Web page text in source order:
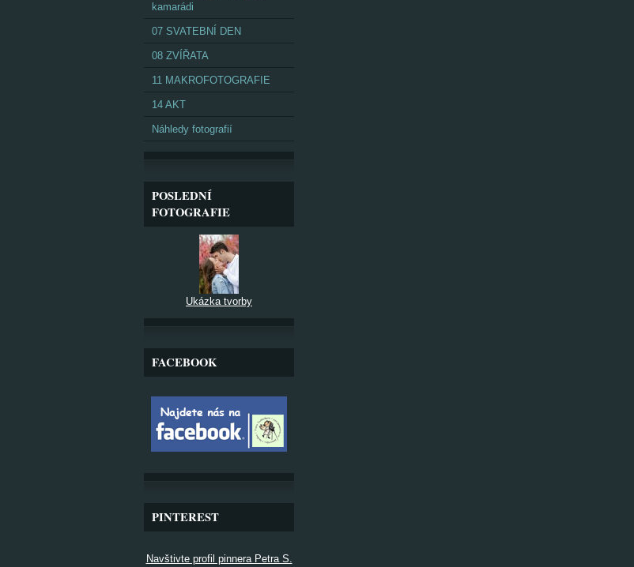
kamarádi
07 SVATEBNÍ DEN
08 ZVÍŘATA
11 MAKROFOTOGRAFIE
14 AKT
Náhledy fotografií
POSLEDNÍ
FOTOGRAFIE
Ukázka tvorby
FACEBOOK
PINTEREST
Navštivte profil pinnera Petra S.